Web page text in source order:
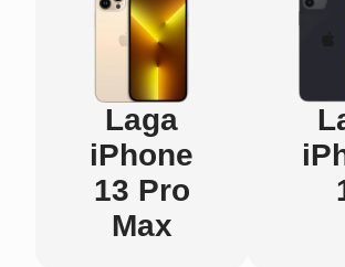
Laga
iPhone
13 Pro
Max